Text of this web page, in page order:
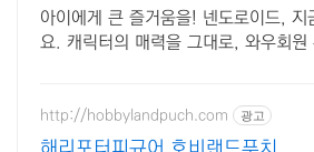
아이에게 큰 즐거움을! 넨도로이드, 지
요. 캐릭터의 매력을 그대로, 와우회원
http://hobbylandpuch.com 광고